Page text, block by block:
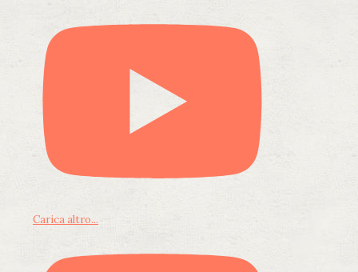
Carica altro...